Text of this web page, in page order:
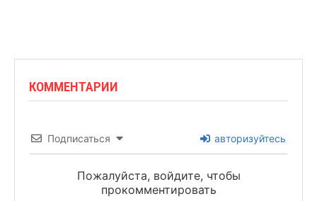
КОММЕНТАРИИ
Подписаться авторизуйтесь
Пожалуйста, войдите, чтобы
прокомментировать